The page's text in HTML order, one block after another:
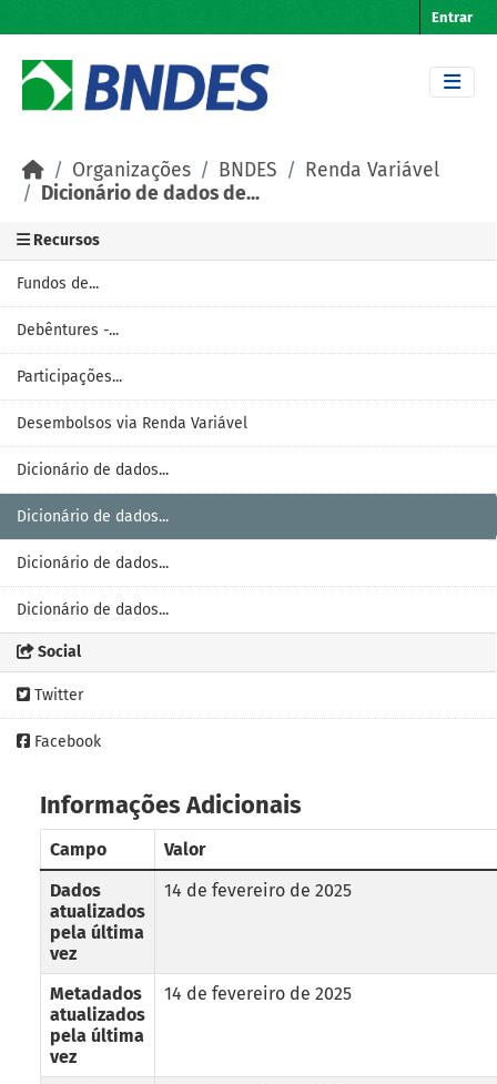
Entrar
Organizações BNDES
Renda Variável
Dicionário de dados de...
Recursos
Fundos de...
Debêntures -...
Participações...
Desembolsos via Renda Variável
Dicionário de dados...
Dicionário de dados...
Dicionário de dados...
Dicionário de dados...
Social
Twitter
Facebook
Informações Adicionais
Campo
Valor
Dados
atualizados
pela última
vez
14 de fevereiro de 2025
Metadados
atualizados
pela última
vez
14 de fevereiro de 2025